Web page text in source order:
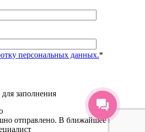
персональных данных.*
заполнения
отправлено. В ближайшее время с